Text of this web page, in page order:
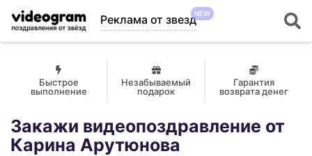
Реклама от звездNEW
Быстрое
выполнение
Незабываемый
подарок
Гарантия
возврата денег
Закажи видеопоздравление от
Карина Арутюнова